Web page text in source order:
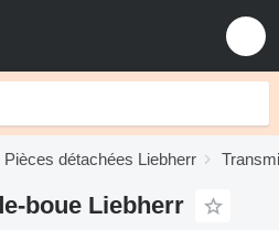
Pièces détachées Liebherr
boue Liebherr